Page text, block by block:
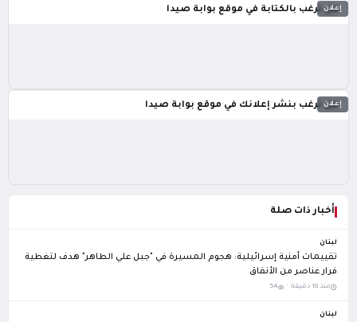
إعلان
هل ترغب بالكتابة في موقع بوابة صيدا
إعلان
هل ترغب بنشر إعلانك في موقع بوابة صيدا
أخبار ذات صلة
لبنان
تقييمات أمنية إسرائيلية: هجوم المسيرة في "جبل علي الطاهر" هدف لتغطية
فرار عناصر من الأنفاق
منذ 18 دقيقة · 54
لبنان